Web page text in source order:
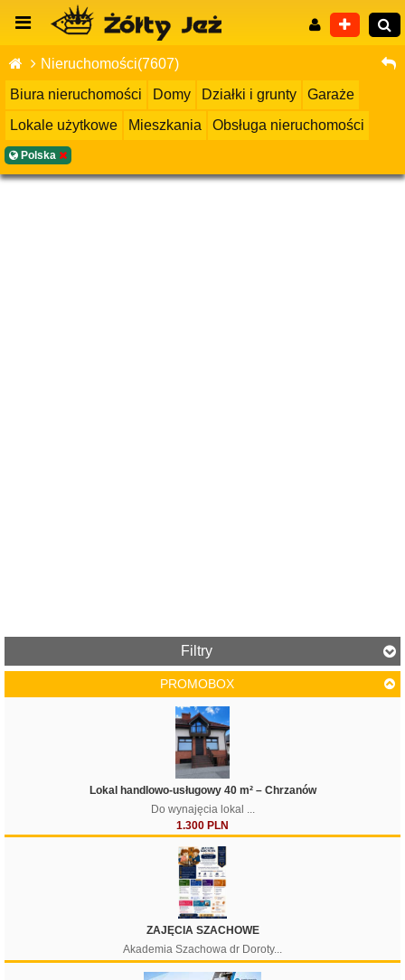
Nieruchomości(7607)
Biura nieruchomości
Domy Działki i grunty
Garaże
Lokale użytkowe
Mieszkania Obsługa nieruchomości
Polska
Filtry
Filtruj
PROMOBOX
Lokal handlowo-usługowy 40 m² – Chrzanów
Do wynajęcia lokal ...
1.300 PLN
ZAJĘCIA SZACHOWE
Akademia Szachowa dr Doroty...